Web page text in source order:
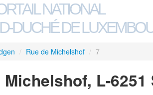
NATIONAL
DUCHÉ DE
/ Rue de Michelshof / 7
Michelshof, L-